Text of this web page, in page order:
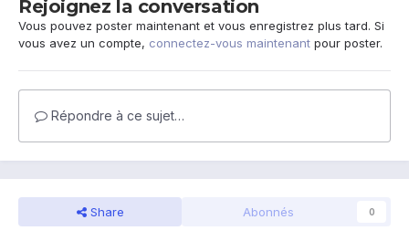
Rejoignez la conversation
Vous pouvez poster maintenant et vous enregistrez plus tard. Si
vous avez un compte, connectez-vous maintenant pour poster.
Répondre à ce sujet…
Share Abonnés 0